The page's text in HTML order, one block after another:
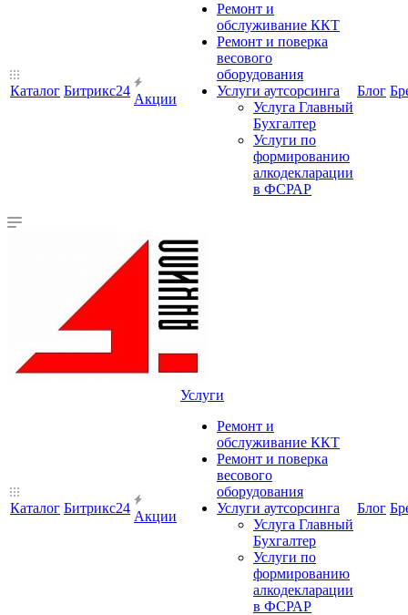
Каталог Битрикс24
Акции
Ремонт и
обслуживание ККТ
Ремонт и поверка
весового
оборудования
Услуги аутсорсинга
Услуга Главный
Бухгалтер
Услуги по
формированию
алкодекларации
в ФСРАР
Блог
Каталог Битрикс24
Акции
Услуги
Ремонт и
обслуживание ККТ
Ремонт и поверка
весового
оборудования
Услуги аутсорсинга
Услуга Главный
Бухгалтер
Услуги по
формированию
алкодекларации
в ФСРАР
Блог